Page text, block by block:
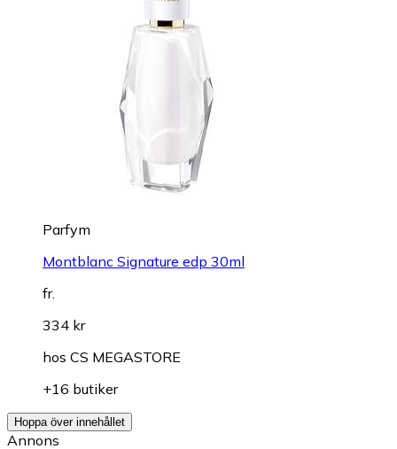
Parfym
Montblanc Signature edp 30ml
fr.
334 kr
hos CS MEGASTORE
+16 butiker
Hoppa över innehållet
Annons